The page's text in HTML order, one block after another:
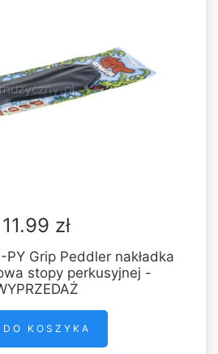
11.99 zł
PY Grip Peddler nakładka
stopy perkusyjnej -
DO KOSZYKA